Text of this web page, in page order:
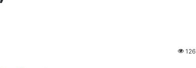
126